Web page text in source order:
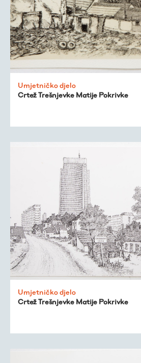
Umjetničko djelo
Crtež Trešnjevke Matije Pokrivke
Umjetničko djelo
Crtež Trešnjevke Matije Pokrivke